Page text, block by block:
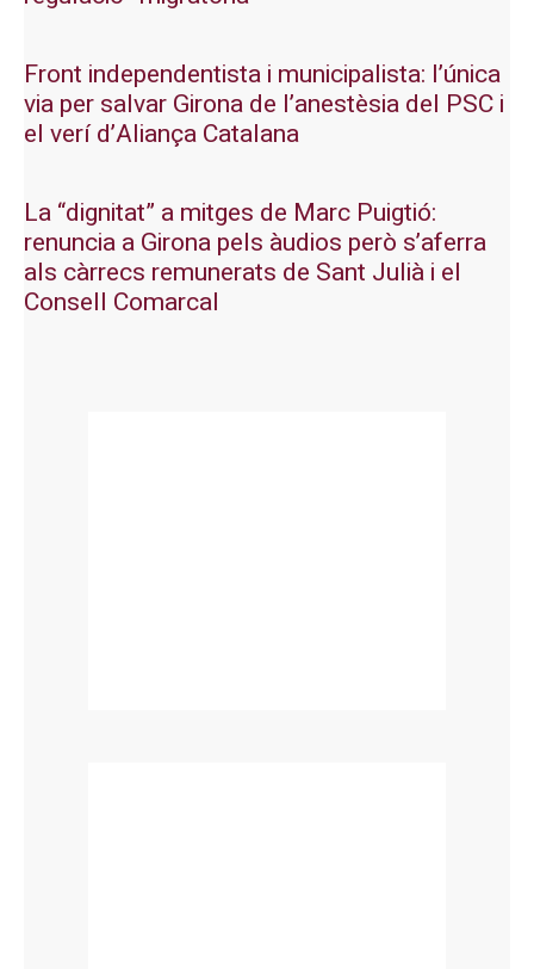
Front independentista i municipalista: l’única
via per salvar Girona de l’anestèsia del PSC i
el verí d’Aliança Catalana
La “dignitat” a mitges de Marc Puigtió:
renuncia a Girona pels àudios però s’aferra
als càrrecs remunerats de Sant Julià i el
Consell Comarcal